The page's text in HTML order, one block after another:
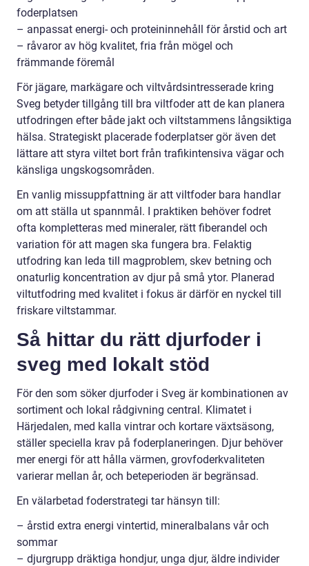
foderplatsen
– anpassat energi- och proteininnehåll för årstid och art
– råvaror av hög kvalitet, fria från mögel och
främmande föremål
För jägare, markägare och viltvårdsintresserade kring
Sveg betyder tillgång till bra viltfoder att de kan planera
utfodringen efter både jakt och viltstammens långsiktiga
hälsa. Strategiskt placerade foderplatser gör även det
lättare att styra viltet bort från trafikintensiva vägar och
känsliga ungskogsområden.
En vanlig missuppfattning är att viltfoder bara handlar
om att ställa ut spannmål. I praktiken behöver fodret
ofta kompletteras med mineraler, rätt fiberandel och
variation för att magen ska fungera bra. Felaktig
utfodring kan leda till magproblem, skev betning och
onaturlig koncentration av djur på små ytor. Planerad
viltutfodring med kvalitet i fokus är därför en nyckel till
friskare viltstammar.
Så hittar du rätt djurfoder i
sveg med lokalt stöd
För den som söker djurfoder i Sveg är kombinationen av
sortiment och lokal rådgivning central. Klimatet i
Härjedalen, med kalla vintrar och kortare växtsäsong,
ställer speciella krav på foderplaneringen. Djur behöver
mer energi för att hålla värmen, grovfoderkvaliteten
varierar mellan år, och beteperioden är begränsad.
En välarbetad foderstrategi tar hänsyn till:
– årstid extra energi vintertid, mineralbalans vår och
sommar
– djurgrupp dräktiga hondjur, unga djur, äldre individer